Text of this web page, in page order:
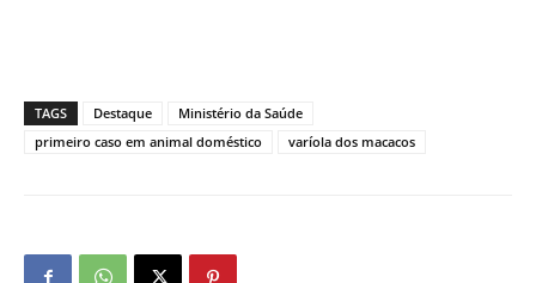
TAGS Destaque
Ministério da Saúde
primeiro caso em animal doméstico
varíola dos macacos